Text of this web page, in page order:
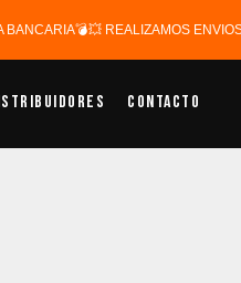
REALIZAMOS
Contacto